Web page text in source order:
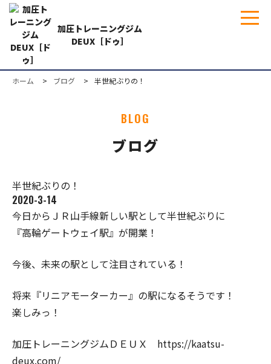
加圧トレーニングジム
DEUX［ドゥ］
ホーム ブログ 半世紀ぶりの！
BLOG
ブログ
半世紀ぶりの！
2020-3-14
今日からＪＲ山手線新しい駅として半世紀ぶりに
『高輪ゲートウェイ駅』が開業！
今後、未来の駅として注目されている！
将来『リニアモーターカー』の駅になるそうです！
楽しみっ！
加圧トレーニングジムＤＥＵＸ https://kaatsu-
deux.com/